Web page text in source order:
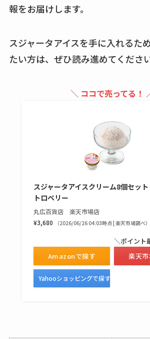
エッセ
ットが
売って
など解
トラが
復刻は
ラカ
売って
報をお届けします。
スジャータアイスを手に入れるた
たい方は、ぜひ読み進めてください
＼ ココで売ってる！
スジャータアイスクリーム8個セッ
トロベリー
丸広百貨店 楽天市場店
¥3,680
（2026/06/26 04:03時点 | 楽天市場調べ）
Amazonで探す
＼ポイント
楽天
Yahooショッピングで探す